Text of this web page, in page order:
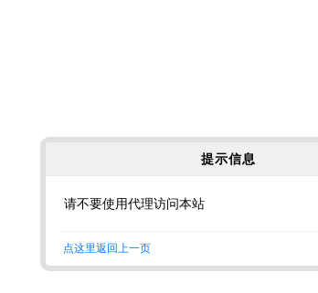
提示信息
请不要使用代理访问本站
点这里返回上一页